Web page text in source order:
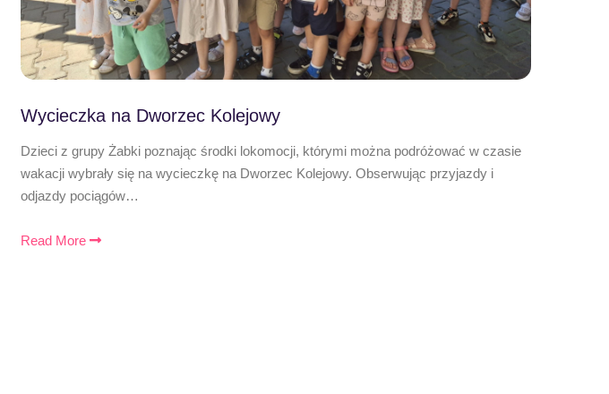
Wycieczka na Dworzec Kolejowy
Dzieci z grupy Żabki poznając środki lokomocji, którymi można podróżować w czasie
wakacji wybrały się na wycieczkę na Dworzec Kolejowy. Obserwując przyjazdy i
odjazdy pociągów…
Read More